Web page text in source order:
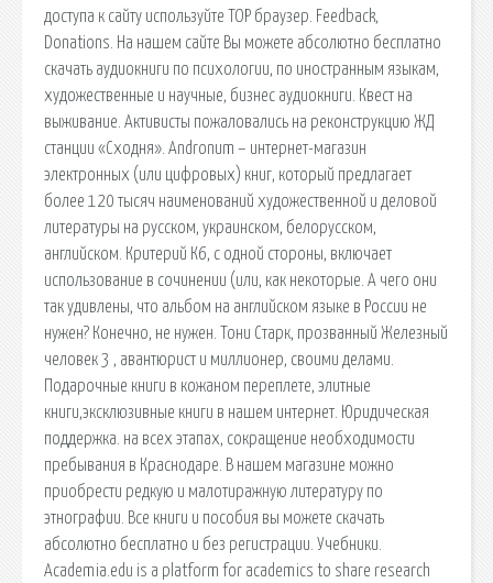
доступа к сайту используйте ТОР браузер. Feedback,
Donations. На нашем сайте Вы можете абсолютно бесплатно
скачать аудиокниги по психологии, по иностранным языкам,
художественные и научные, бизнес аудиокниги. Квест на
выживание. Активисты пожаловались на реконструкцию ЖД
станции «Сходня». Andronum – интернет-магазин
электронных (или цифровых) книг, который предлагает
более 120 тысяч наименований художественной и деловой
литературы на русском, украинском, белорусском,
английском. Критерий К6, с одной стороны, включает
использование в сочинении (или, как некоторые. А чего они
так удивлены, что альбом на английском языке в России не
нужен? Конечно, не нужен. Тони Старк, прозванный Железный
человек 3 , авантюрист и миллионер, своими делами.
Подарочные книги в кожаном переплете, элитные
книги,эксклюзивные книги в нашем интернет. Юридическая
поддержка. на всех этапах, сокращение необходимости
пребывания в Краснодаре. В нашем магазине можно
приобрести редкую и малотиражную литературу по
этнографии. Все книги и пособия вы можете скачать
абсолютно бесплатно и без регистрации. Учебники.
Academia.edu is a platform for academics to share research